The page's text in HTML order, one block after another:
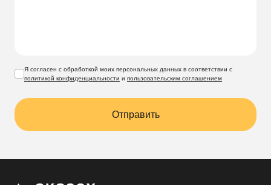
Я согласен с обработкой моих персональных данных в соответствии с
политикой конфиденциальности и пользовательским соглашением
Отправить